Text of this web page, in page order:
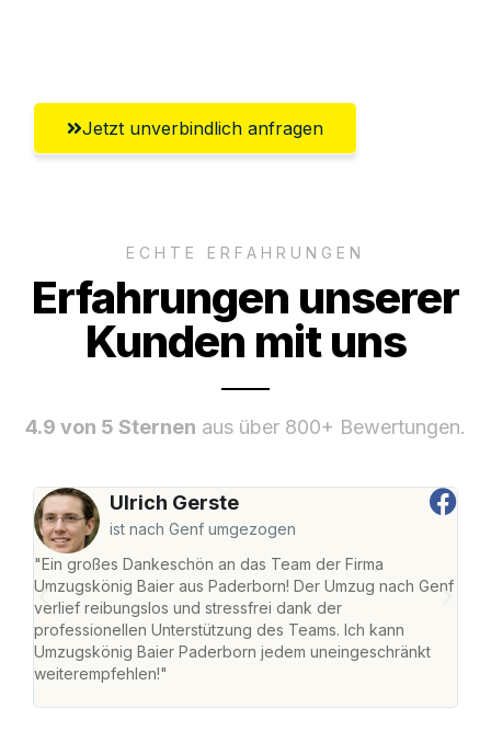
Jetzt unverbindlich anfragen
ECHTE ERFAHRUNGEN
Erfahrungen unserer
Kunden mit uns
4.9 von 5 Sternen aus über 800+ Bewertungen.
Ulrich Gerste
ist nach Genf umgezogen
"Ein großes Dankeschön an das Team der Firma
Umzugskönig Baier aus Paderborn! Der Umzug nach Genf
verlief reibungslos und stressfrei dank der
professionellen Unterstützung des Teams. Ich kann
Umzugskönig Baier Paderborn jedem uneingeschränkt
weiterempfehlen!"